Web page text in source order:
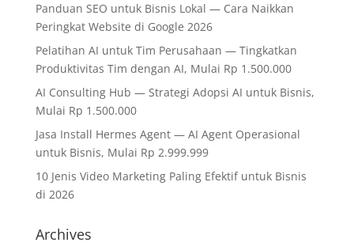
Panduan SEO untuk Bisnis Lokal — Cara Naikkan
Peringkat Website di Google 2026
Pelatihan AI untuk Tim Perusahaan — Tingkatkan
Produktivitas Tim dengan AI, Mulai Rp 1.500.000
AI Consulting Hub — Strategi Adopsi AI untuk Bisnis,
Mulai Rp 1.500.000
Jasa Install Hermes Agent — AI Agent Operasional
untuk Bisnis, Mulai Rp 2.999.999
10 Jenis Video Marketing Paling Efektif untuk Bisnis
di 2026
Archives